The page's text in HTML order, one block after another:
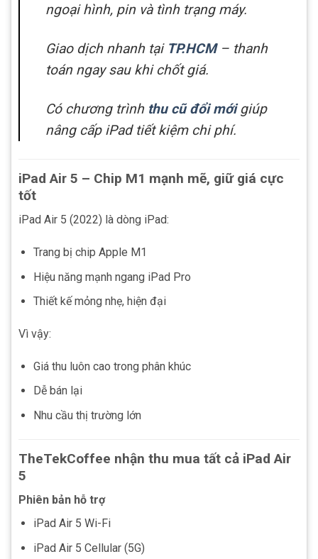
ngoại hình, pin và tình trạng máy.
Giao dịch nhanh tại TP.HCM– thanh
toán ngay sau khi chốt giá.
Có chương trình thu cũ đổi mớigiúp
nâng cấp iPad tiết kiệm chi phí.
iPad Air 5 – Chip M1 mạnh mẽ, giữ giá cực
tốt
iPad Air 5 (2022) là dòng iPad:
Trang bị chip Apple M1
Hiệu năng mạnh ngang iPad Pro
Thiết kế mỏng nhẹ, hiện đại
Vì vậy:
Giá thu luôn cao trong phân khúc
Dễ bán lại
Nhu cầu thị trường lớn
TheTekCoffee nhận thu mua tất cả iPad Air
5
Phiên bản hỗ trợ
iPad Air 5 Wi-Fi
iPad Air 5 Cellular (5G)